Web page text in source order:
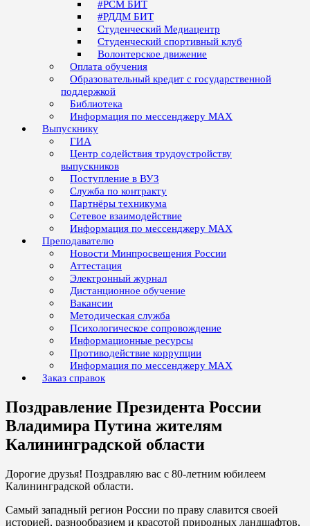
#РСМ БИТ
#РДДМ БИТ
Студенческий Медиацентр
Студенческий спортивный клуб
Волонтерское движение
Оплата обучения
Образовательный кредит с государственной
поддержкой
Библиотека
Информация по мессенджеру MAX
Выпускнику
ГИА
Центр содействия трудоустройству
выпускников
Поступление в ВУЗ
Служба по контракту
Партнёры техникума
Сетевое взаимодействие
Информация по мессенджеру MAX
Преподавателю
Новости Минпросвещения России
Аттестация
Электронный журнал
Дистанционное обучение
Вакансии
Методическая служба
Психологическое сопровождение
Информационные ресурсы
Противодействие коррупции
Информация по мессенджеру MAX
Заказ справок
Поздравление Президента России
Владимира Путина жителям
Калининградской области
Дорогие друзья! Поздравляю вас с 80-летним юбилеем
Калининградской области.
Самый западный регион России по праву славится своей
историей, разнообразием и красотой природных ландшафтов,